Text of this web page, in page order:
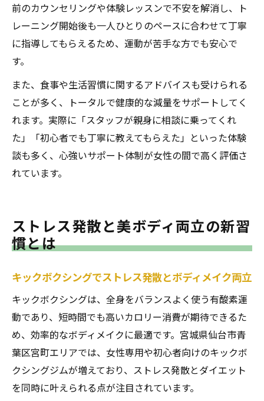
前のカウンセリングや体験レッスンで不安を解消し、ト
レーニング開始後も一人ひとりのペースに合わせて丁寧
に指導してもらえるため、運動が苦手な方でも安心で
す。
また、食事や生活習慣に関するアドバイスも受けられる
ことが多く、トータルで健康的な減量をサポートしてく
れます。実際に「スタッフが親身に相談に乗ってくれ
た」「初心者でも丁寧に教えてもらえた」といった体験
談も多く、心強いサポート体制が女性の間で高く評価さ
れています。
ストレス発散と美ボディ両立の新習
慣とは
キックボクシングでストレス発散とボディメイク両立
キックボクシングは、全身をバランスよく使う有酸素運
動であり、短時間でも高いカロリー消費が期待できるた
め、効率的なボディメイクに最適です。宮城県仙台市青
葉区宮町エリアでは、女性専用や初心者向けのキックボ
クシングジムが増えており、ストレス発散とダイエット
を同時に叶えられる点が注目されています。